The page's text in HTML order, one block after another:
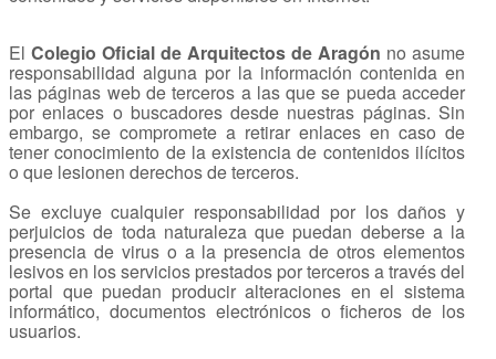
El Colegio Oficial de Arquitectos de Aragón no asume
responsabilidad alguna por la información contenida en
las páginas web de terceros a las que se pueda acceder
por enlaces o buscadores desde nuestras páginas. Sin
embargo, se compromete a retirar enlaces en caso de
tener conocimiento de la existencia de contenidos ilícitos
o que lesionen derechos de terceros.
Se excluye cualquier responsabilidad por los daños y
perjuicios de toda naturaleza que puedan deberse a la
presencia de virus o a la presencia de otros elementos
lesivos en los servicios prestados por terceros a través del
portal que puedan producir alteraciones en el sistema
informático, documentos electrónicos o ficheros de los
usuarios.